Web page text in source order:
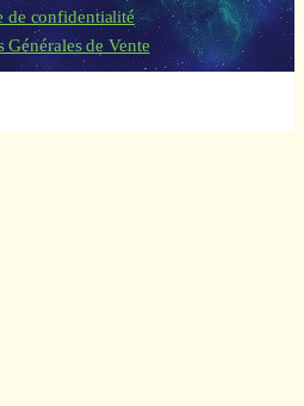
de confidentialité
Générales de Vente